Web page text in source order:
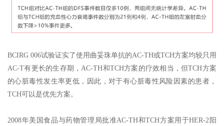
BCIRG 006试验证实了使用曲妥珠单抗的AC-TH或TCH方案均较只用
AC-T有更长的生存期，AC-TH和TCH方案的疗效相当，但TCH方案
的心脏毒性发生率更低，因此，对于有心脏毒性风险因素的患者，
TCH可以是优先方案。
2008年美国食品与药物管理局批准AC-TH和TCH方案用于HER-2阳